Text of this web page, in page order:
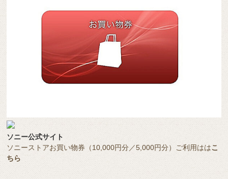
ソニー公式サイト
ソニーストアお買い物券（10,000円分／5,000円分）ご利用ははこ
ちら